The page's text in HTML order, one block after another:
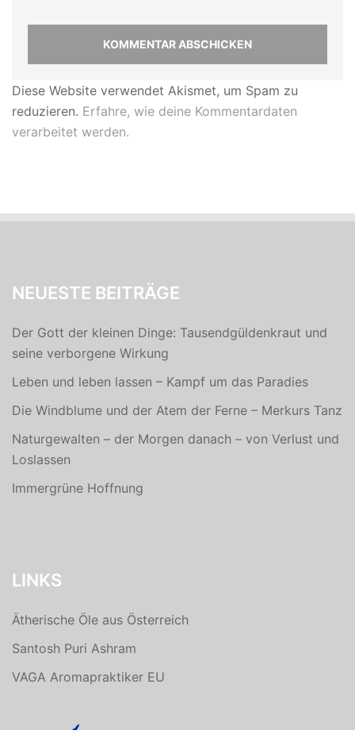
Diese Website verwendet Akismet, um Spam zu
reduzieren. Erfahre, wie deine Kommentardaten
verarbeitet werden.
NEUESTE BEITRÄGE
Der Gott der kleinen Dinge: Tausendgüldenkraut und
seine verborgene Wirkung
Leben und leben lassen – Kampf um das Paradies
Die Windblume und der Atem der Ferne – Merkurs Tanz
Naturgewalten – der Morgen danach – von Verlust und
Loslassen
Immergrüne Hoffnung
LINKS
Ätherische Öle aus Österreich
Santosh Puri Ashram
VAGA Aromapraktiker EU